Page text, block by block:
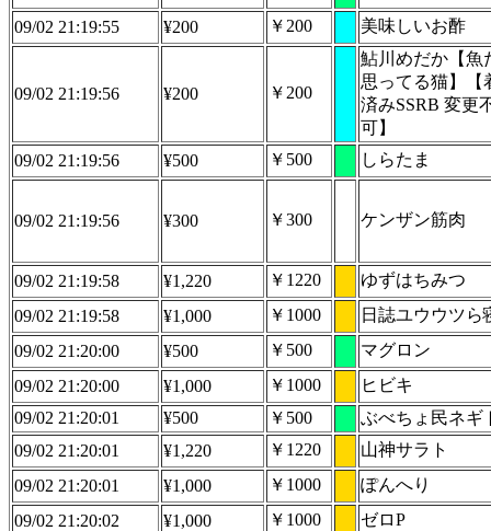
09/02 21:19:55
¥200 ￥200 美味しいお酢
09/02 21:19:56 ¥200 ￥200
鮎川めだか【魚
思ってる猫】【
済みSSRB 変更
可】
09/02 21:19:56
¥500 ￥500 しらたま
09/02 21:19:56 ¥300 ￥300 ケンザン筋肉
09/02 21:19:58 ¥1,220 ￥1220
ゆずはちみつ
09/02 21:19:58
¥1,000 ￥1000
日誌ユウウツら
09/02 21:20:00
¥500 ￥500
マグロン
09/02 21:20:00
¥1,000 ￥1000
ヒビキ
09/02 21:20:01
¥500 ￥500
ぶべちょ民ネギ
09/02 21:20:01
¥1,220 ￥1220
山神サラト
09/02 21:20:01
¥1,000 ￥1000
ぽんへり
09/02 21:20:02
¥1,000 ￥1000 ゼロP